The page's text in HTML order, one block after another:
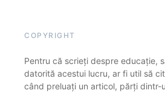
COPYRIGHT
Pentru că scrieți despre educație,
datorită acestui lucru, ar fi util să
când preluați un articol, părți dintr-